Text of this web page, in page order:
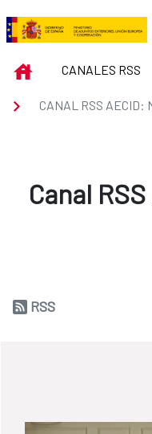
Saut au contenu principal
Canal RSS
INICIOCANALES RSS
CANAL RSS AECID:
Canal
RSS